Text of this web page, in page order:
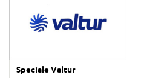
Speciale Valtur